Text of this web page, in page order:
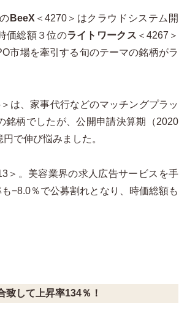
BeeX ＜4270＞はクラウドシステム開
価総額３位のライトワークス ＜4267＞
市場を牽引する旬のテーマの銘柄がラ
は、家事代行などのマッチングプラッ
銘柄でしたが、公開申請決算期（2020
円で伸び悩みました。
＞。美容業界の求人広告サービスを手
も−8.0％で公募割れとなり
、時価総額も
して上昇率134％！